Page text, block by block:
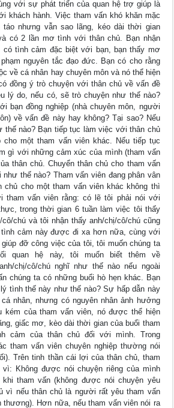
với sự phát triển của quan hệ trợ giúp là
khách hành. Việc tham vấn khó khăn mặc
nhưng vẫn sao lãng, kéo dài thời gian
có 2 lần mơ tình với thân chủ. Bạn nhận
có tình cảm đặc biệt với bạn, bạn thấy mơ
nguyên tắc đạo đức. Bạn có cho rằng
về cá nhân hay chuyên môn và nó thể hiện
đồng ý trò chuyện với thân chủ về vấn đề
lý do, nếu có, sẽ trò chuyện như thế nào?
bạn đồng nghiệp (nhà chuyên môn, người
về vấn đề này hay không? Tại sao? Nếu
thế nào? Bạn tiếp tục làm việc với thân chủ
cho một tham vấn viên khác. Nếu tiếp tục
gì với những cảm xúc của mình (tham vấn
thân chủ. Chuyển thân chủ cho tham vấn
thế nào? Tham vấn viên đang phân vân
chủ cho một tham vấn viên khác không thì
tham vấn viên rằng: có lẽ tôi phải nói với
trong thời gian 6 tuần làm việc tôi thấy
chú và tôi nhận thấy anh/chị/cô/chú cũng
cảm này được đi xa hơn nữa, cùng với
đỡ công việc của tôi, tôi muốn chúng ta
quan hệ này, tôi muốn biết thêm về
chị/cô/chú nghĩ như thế nào nếu ngoài
chúng ta có những buổi hò hẹn khác. Bạn
tình thế này như thế nào? Sự hấp dẫn này
nhân, nhưng có nguyên nhân ảnh hưởng
kém của tham vấn viên, nó được thể hiện
giấc mơ, kèo dài thời gian của buổi tham
cảm của thân chủ đối với mình. Trong
tham vấn viên chuyên nghiệp thường nói
Trên tinh thần cái lợi của thân chủ, tham
vì: Không được nói chuyện riêng của mình
tham vấn (không được nói chuyện yêu
vì nếu thân chủ là người rất yêu tham vấn
thương). Hơn nữa, nếu tham vấn viên nói ra